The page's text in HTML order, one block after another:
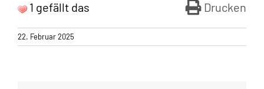
Drucken
1 gefällt das
22. Februar 2025